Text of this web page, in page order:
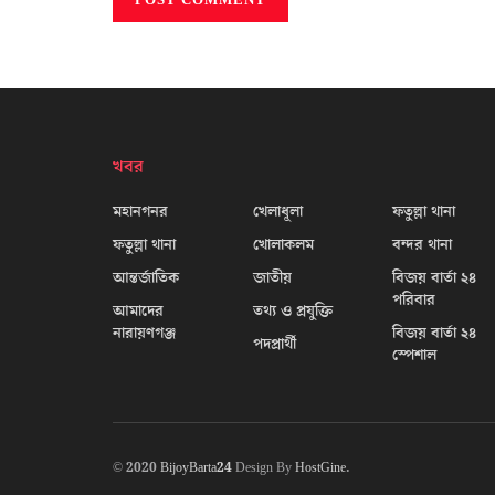
খবর
মহানগনর
ফতুল্লা থানা
আন্তর্জাতিক
আমাদের
নারায়ণগঞ্জ
খেলাধূলা
খোলাকলম
জাতীয়
তথ্য ও প্রযুক্তি
পদপ্রার্থী
ফতুল্লা থানা
বন্দর থানা
বিজয় বার্তা ২৪
পরিবার
বিজয় বার্তা ২৪
স্পেশাল
© 2020BijoyBarta24Design ByHostGine.